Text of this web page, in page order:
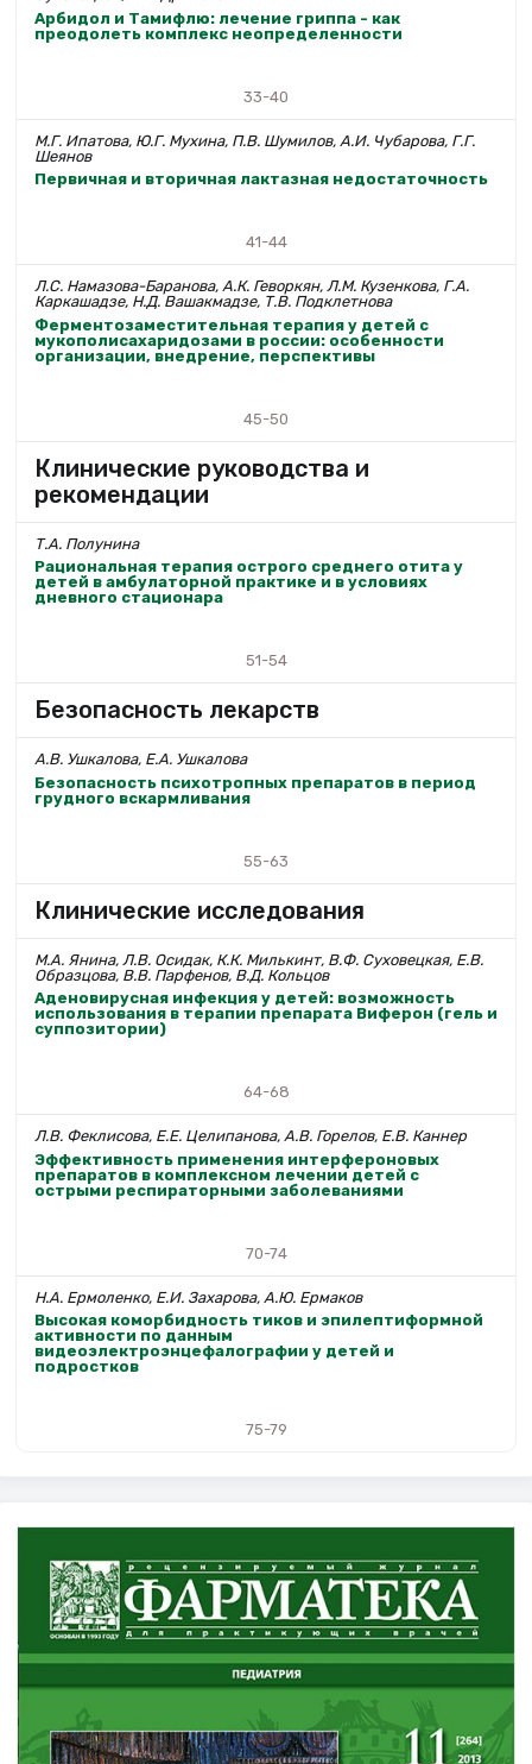
Арбидол и Тамифлю: лечение гриппа - как
преодолеть комплекс неопределенности
33-40
М.Г. Ипатова, Ю.Г. Мухина, П.В. Шумилов, А.И. Чубарова, Г.Г.
Шеянов
Первичная и вторичная лактазная недостаточность
41-44
Л.С. Намазова-Баранова, А.К. Геворкян, Л.М. Кузенкова, Г.А.
Каркашадзе, Н.Д. Вашакмадзе, Т.В. Подклетнова
Ферментозаместительная терапия у детей с
мукополисахаридозами в россии: особенности
организации, внедрение, перспективы
45-50
Клинические руководства и
рекомендации
Т.А. Полунина
Рациональная терапия острого среднего отита у
детей в амбулаторной практике и в условиях
дневного стационара
51-54
Безопасность лекарств
А.В. Ушкалова, Е.А. Ушкалова
Безопасность психотропных препаратов в период
грудного вскармливания
55-63
Клинические исследования
М.А. Янина, Л.В. Осидак, К.К. Милькинт, В.Ф. Суховецкая, Е.В.
Образцова, В.В. Парфенов, В.Д. Кольцов
Аденовирусная инфекция у детей: возможность
использования в терапии препарата Виферон (гель и
суппозитории)
64-68
Л.В. Феклисова, Е.Е. Целипанова, А.В. Горелов, Е.В. Каннер
Эффективность применения интерфероновых
препаратов в комплексном лечении детей с
острыми респираторными заболеваниями
70-74
Н.А. Ермоленко, Е.И. Захарова, А.Ю. Ермаков
Высокая коморбидность тиков и эпилептиформной
активности по данным
видеоэлектроэнцефалографии у детей и
подростков
75-79